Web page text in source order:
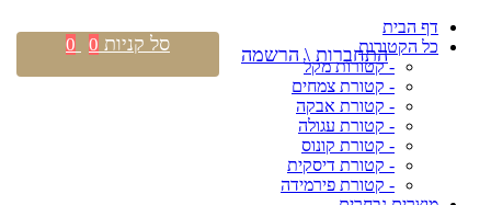
דף הבית
כל הקטורות
- קטורות מקל
- קטורת צמחים
- קטורת אבקה
- קטורת עגולה
- קטורת קונוס
- קטורת דיסקית
- קטורת פירמידה
התחברות \ הרשמה סל קניות 0
0